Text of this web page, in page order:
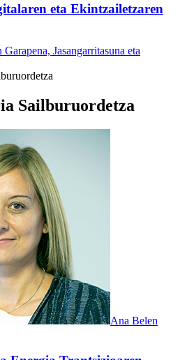
eta Ekintzailetzaren
Jasangarritasuna eta
Sailburuordetza
Ana Belen